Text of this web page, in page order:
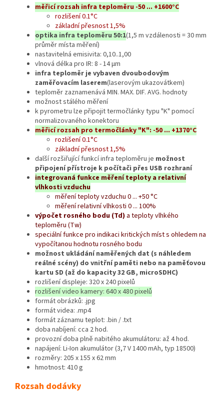
měřicí rozsah infra teploměru -50 ... +1600°C
rozlišení 0.1°C
základní přesnost 1,5%
optika infra teploměru 50:1(1,5 m vzdálenosti = 30 mm
průměr místa měření)
nastavitelná emisivita: 0,10..1,00
vlnová délka pro IR: 8 - 14 µm
infra teploměr je vybaven dvoubodovým
zaměřovacím laserem(laserovým ukazovátkem)
teploměr zaznamenává MIN. MAX. DIF. AVG. hodnoty
možnost stálého měření
k pyrometru lze připojit termočlánky typu "K" pomocí
normalizovaného konektoru
měřicí rozsah pro termočlánky "K": -50 ... +1370°C
rozlišení 0.1°C
základní přesnost 1,5%
další rozšiřující funkcí infra teploměru je možnost
připojení přístroje k počítači přes USB rozhraní
integrovaná funkce měření teploty a relativní
vlhkosti vzduchu
měření teploty vzduchu 0 ... +50 °C
měření relativní vlhkosti 0 ... 100%
výpočet rosného bodu (Td) a teploty vlhkého
teploměru (Tw)
speciální funkce pro indikaci kritických míst s ohledem na
vypočítanou hodnotu rosného bodu
možnost ukládání naměřených dat (s náhledem
reálné scény) do vnitřní paměti nebo na paměťovou
kartu SD (až do kapacity 32 GB, microSDHC)
rozlišení displeje: 320 x 240 pixelů
rozlišení video kamery: 640 x 480 pixelů
formát obrázků: .jpg
formát videa: .mp4
formát záznamu teplot: .bin / .txt
doba nabíjení: cca 2 hod.
provozní doba plně nabitého akumulátoru: až 4 hod.
napájení: Li-Ion akumulátor (3,7 V 1400 mAh, typ 18500)
rozměry: 205 x 155 x 62 mm
hmotnost: 410 g
Rozsah dodávky